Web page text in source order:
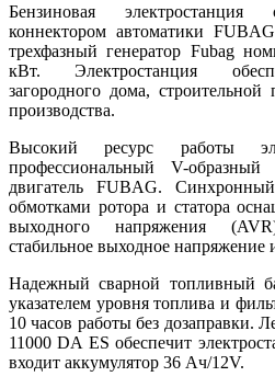
Бензиновая
коннектором автоматики
трехфазный генератор Fubag
кВт. Электростанция
загородного дома,
производства.
Высокий ресурс работы
профессиональный V-
двигатель FUBAG.
обмотками ротора и статора
выходного напряжения
стабильное выходное напряжение
Надежный сварной топливный
указателем уровня топлива и
10 часов работы без дозаправки.
11000 DA ES обеспечит
входит аккумулятор 36 Ач/12V.